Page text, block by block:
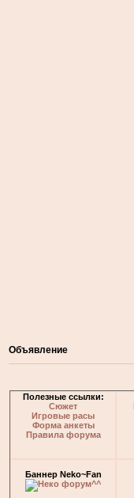
Объявление
Полезные ссылки:
Сюжет
Игровые расы
Форма анкеты
Правила форума
Баннер Neko~Fan